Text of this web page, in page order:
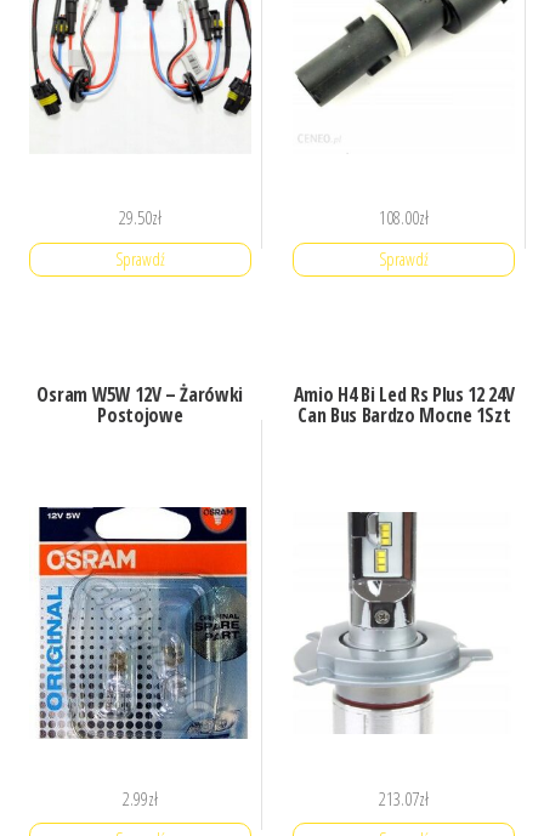
29.50zł
Sprawdź
108.00zł
Sprawdź
Osram W5W 12V – Żarówki
Postojowe
2.99zł
Amio H4 Bi Led Rs Plus 12 24V
Can Bus Bardzo Mocne 1Szt
213.07zł